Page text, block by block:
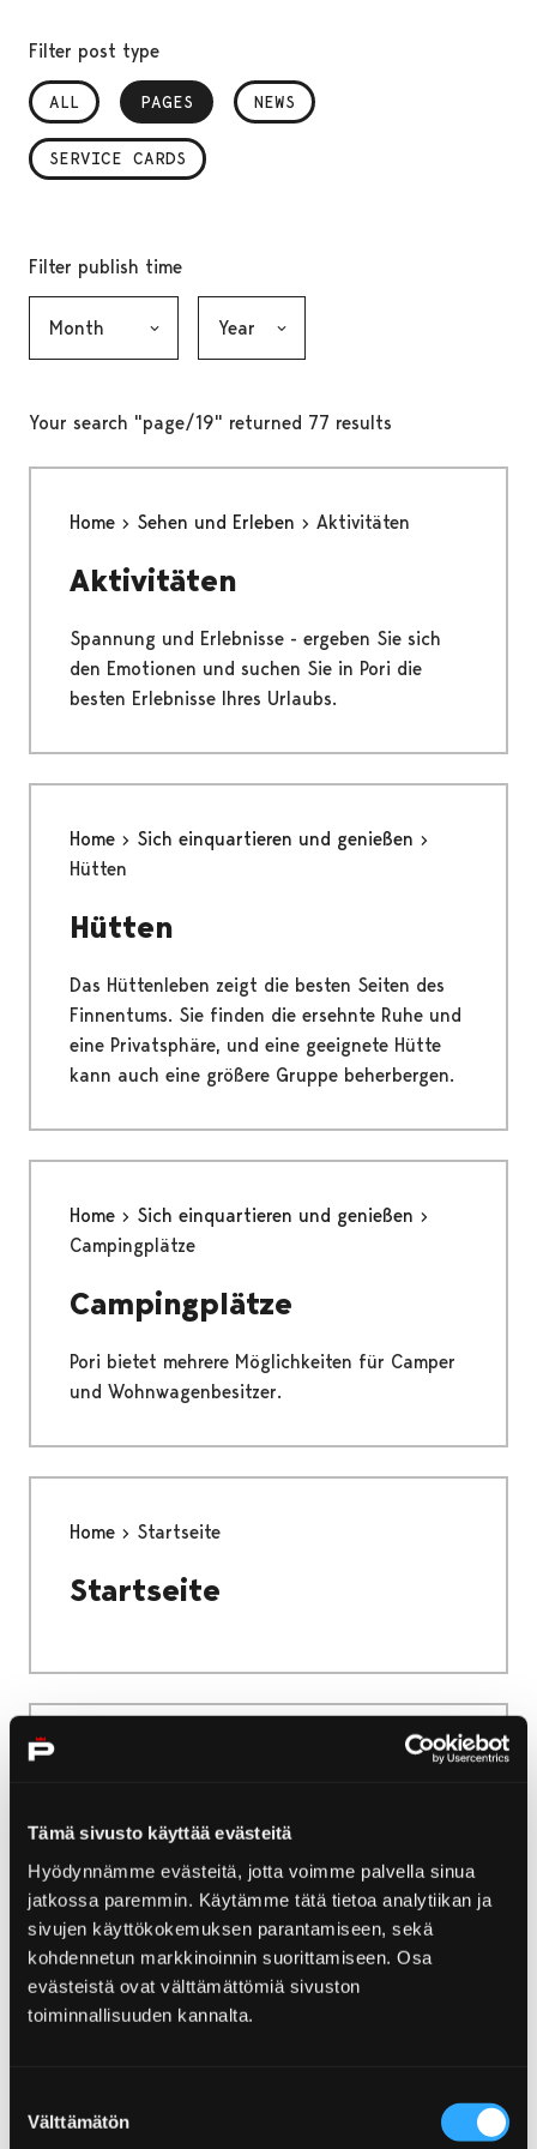
Tämä sivusto käyttää evästeitä
Hyödynnämme evästeitä, jotta voimme palvella sinua
jatkossa paremmin. Käytämme tätä tietoa analytiikan ja
sivujen käyttökokemuksen parantamiseen, sekä
kohdennetun markkinoinnin suorittamiseen. Osa
evästeistä ovat välttämättömiä sivuston
toiminnallisuuden kannalta.
valinta
Välttämätön
Filter post type
ALL PAGES
, SELECTED NEWS
SERVICE CARDS
Filter publish time
Your search "page/19" returned 77 results
Home Sehen und Erleben Aktivitäten
Aktivitäten
Spannung und Erlebnisse - ergeben Sie sich
den Emotionen und suchen Sie in Pori die
besten Erlebnisse Ihres Urlaubs.
Home
Sich einquartieren und genießen
Hütten
Hütten
Das Hüttenleben zeigt die besten Seiten des
Finnentums. Sie finden die ersehnte Ruhe und
eine Privatsphäre, und eine geeignete Hütte
kann auch eine größere Gruppe beherbergen.
Home
Sich einquartieren und genießen
Campingplätze
Campingplätze
Pori bietet mehrere Möglichkeiten für Camper
und Wohnwagenbesitzer.
Home Startseite
Startseite
Sich einquartieren und genießen
Weitere
Übernachtungsmöglichkeiten
Kein Hotel, keine Hütte, aber doch nicht so
blöd. Hier finden Sie unter anderem Camping-
und Apartment-Alternativen im Raum Pori.